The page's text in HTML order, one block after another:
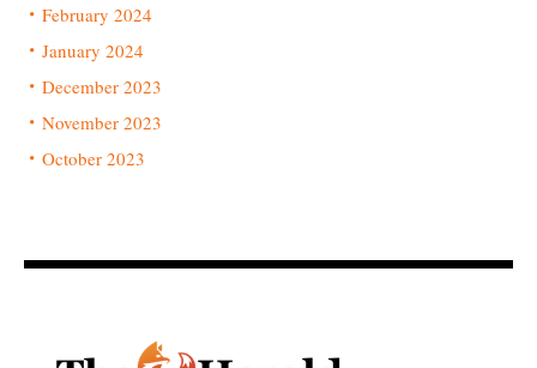
February 2024
January 2024
December 2023
November 2023
October 2023